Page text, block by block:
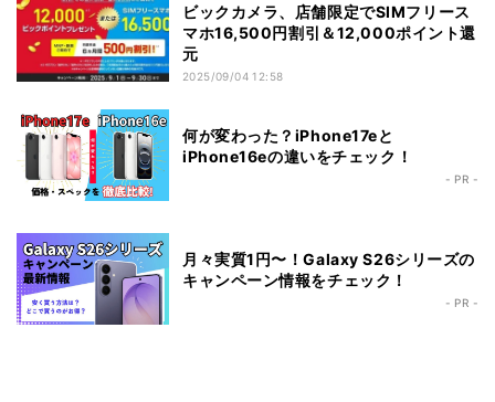
ビックカメラ、店舗限定でSIMフリース
マホ16,500円割引＆12,000ポイント還
元
2025/09/04 12:58
何が変わった？iPhone17eと
iPhone16eの違いをチェック！
- PR -
月々実質1円〜！Galaxy S26シリーズの
キャンペーン情報をチェック！
- PR -